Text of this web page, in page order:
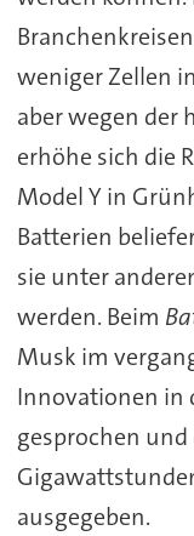
weniger Zellen
aber wegen der
erhöhe sich die
Model Y in
Batterien
sie unter
werden. Beim
Musk im
Innovationen in
gesprochen und
ausgegeben.